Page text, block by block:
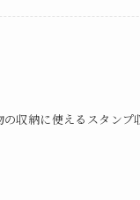
の収納に使えるスタンプ